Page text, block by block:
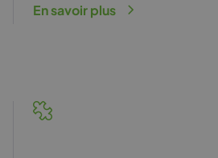
En savoir plus